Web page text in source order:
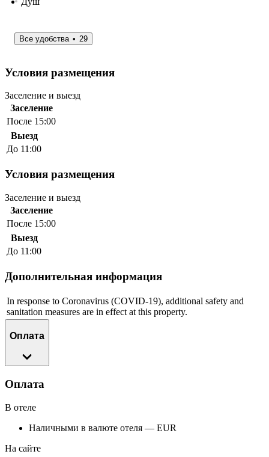
Все удобства 29
Условия размещения
Заселение и выезд
Заселение
После 15:00
Выезд
До 11:00
Условия размещения
Заселение и выезд
Заселение
После 15:00
Выезд
До 11:00
Дополнительная информация
In response to Coronavirus (COVID-19), additional safety and
sanitation measures are in effect at this property.
Оплата
Оплата
В отеле
Наличными в валюте отеля — EUR
На сайте